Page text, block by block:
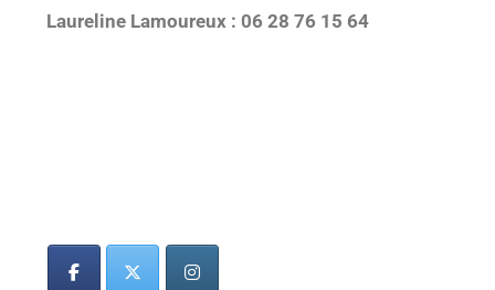
Laureline Lamoureux : 06 28 76 15 64